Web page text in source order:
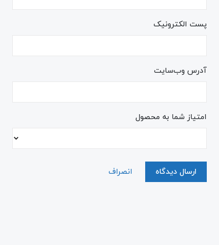
پست الکترونیک
آدرس وب‌سایت
امتیاز شما به محصول
ارسال دیدگاه انصراف